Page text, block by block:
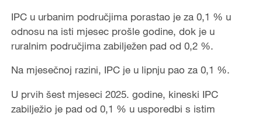
IPC u urbanim područjima porastao je za 0,1 % u
odnosu na isti mjesec prošle godine, dok je u
ruralnim područjima zabilježen pad od 0,2 %.
Na mjesečnoj razini, IPC je u lipnju pao za 0,1 %.
U prvih šest mjeseci 2025. godine, kineski IPC
zabilježio je pad od 0,1 % u usporedbi s istim